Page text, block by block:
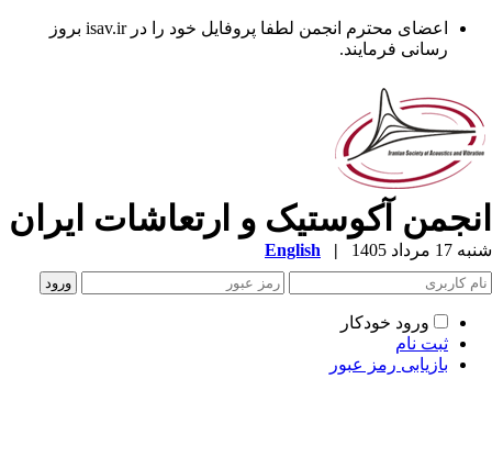
اعضای محترم انجمن لطفا پروفایل خود را در isav.ir بروز
رسانی فرمایند.
آکوستیک و ارتعاشات ایران
مرداد 1405 |
English
ورود خودکار
ثبت نام
بازیابی رمز عبور